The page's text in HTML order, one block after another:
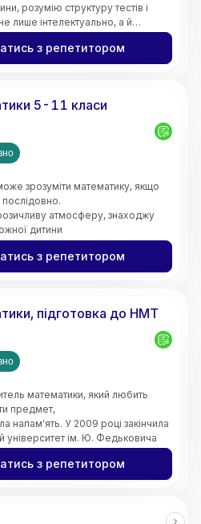
розумію структуру тестів і
лише інтелектуально, а й
паніки.
люблю своїх учнів. Моє головне
складне та страшне в
і зрозумілим для вашої
➡️
(до
з репетитором
5-11 класи
зрозуміти математику, якщо
атмосферу, знаходжу
дитини
теми простими словами. Моє
отримати високі оцінки,
впевненість у власних
середньої освіти.
класів,
ліквідувати прогалини,
робіт та інших видів
з репетитором
підготовка до НМТ
математики, який любить
предмет,
напам'ять. У 2009 році закінчила
університет ім. Ю. Федьковича
освіти м. Київ здобула
вчитель - дефектолог.
10 років
з репетитором